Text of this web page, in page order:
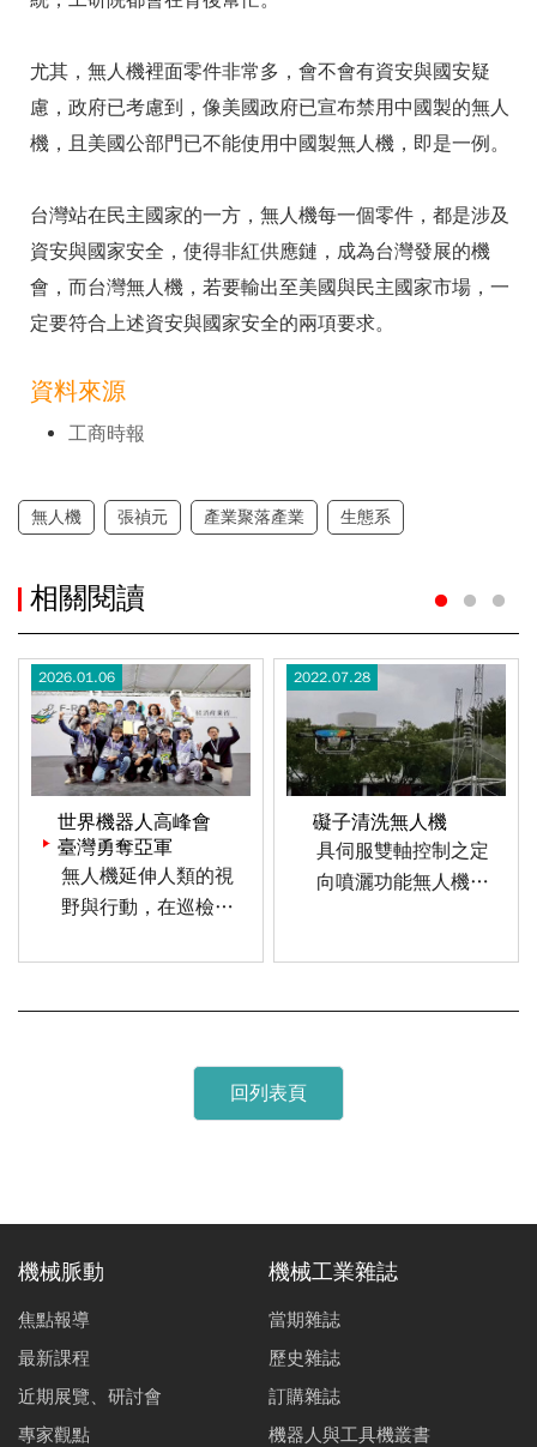
尤其，無人機裡面零件非常多，會不會有資安與國安疑
慮，政府已考慮到，像美國政府已宣布禁用中國製的無人
機，且美國公部門已不能使用中國製無人機，即是一例。
台灣站在民主國家的一方，無人機每一個零件，都是涉及
資安與國家安全，使得非紅供應鏈，成為台灣發展的機
會，而台灣無人機，若要輸出至美國與民主國家市場，一
定要符合上述資安與國家安全的兩項要求。
資料來源
工商時報
無人機 張禎元 產業聚落產業 生態系
相關閱讀
Previous
2026.01.06
世界機器人高峰會
臺灣勇奪亞軍
無人機延伸人類的視
野與行動，在巡檢、
有相當大的應用潛
環境下也能達成關鍵
任務，工研院首度參
與「惡劣環境無人機
研發之多功能無人機
造兩項賽史首例紀
錄。
2022.07.28
礙子清洗無人機
具伺服雙軸控制之定
向噴灑功能無人機，
電塔礙子清洗維運與
風機葉片巡檢維運。
效率地完成高風險之
維運業務。
1 2 3
回列表頁
機械脈動
焦點報導
最新課程
近期展覽、研討會
專家觀點
機械工業雜誌
當期雜誌
歷史雜誌
訂購雜誌
機器人與工具機叢書